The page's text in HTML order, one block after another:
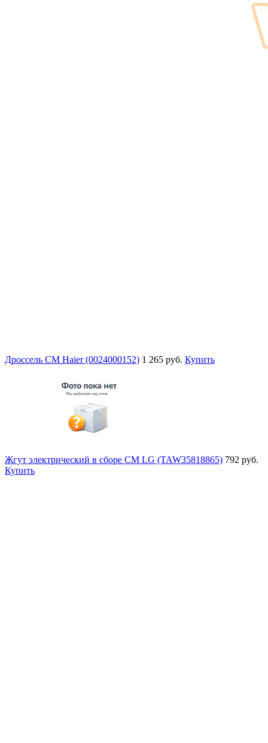
Дроссель СМ Haier (0024000152) 1 265 руб. Купить
Жгут электрический в сборе СМ LG (TAW35818865) 792 руб.
Купить